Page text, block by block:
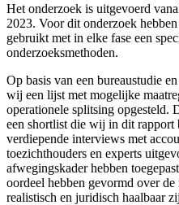
Het onderzoek is uitgevoerd
2023. Voor dit onderzoek
gebruikt met in elke fase een
onderzoeksmethoden.
Op basis van een bureaustudie
wij een lijst met mogelijke
operationele splitsing opgesteld.
een shortlist die wij in dit rapport
verdiepende interviews met
toezichthouders en experts
afwegingskader hebben
oordeel hebben gevormd over de
realistisch en juridisch haalbaar